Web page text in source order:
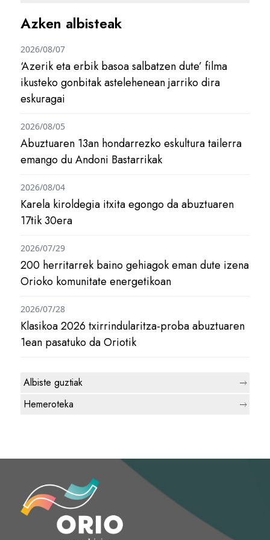
Azken albisteak
‘Azerik eta erbik basoa salbatzen dute’ filma
ikusteko gonbitak astelehenean jarriko dira
eskuragai
2026/08/07
Abuztuaren 13an hondarrezko eskultura tailerra
emango du Andoni Bastarrikak
2026/08/05
Karela kiroldegia itxita egongo da abuztuaren
17tik 30era
2026/08/04
200 herritarrek baino gehiagok eman dute izena
Orioko komunitate energetikoan
2026/07/29
Klasikoa 2026 txirrindularitza-proba abuztuaren
1ean pasatuko da Oriotik
2026/07/28
Albiste guztiak
Hemeroteka